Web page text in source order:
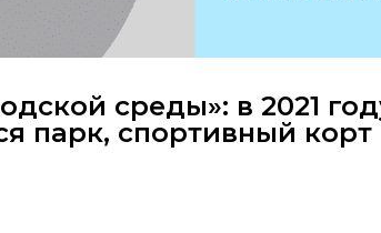
среды»: в 2021
парк, спортивный корт